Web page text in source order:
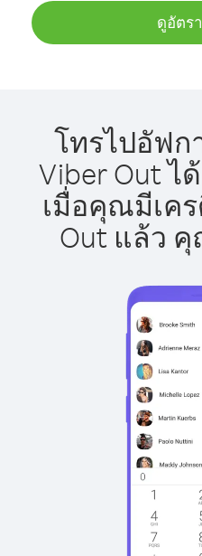
ดูอัตร
โทรไปอัฟ
Viber Out ไ
เมื่อคุณมีเค
Out แล้ว